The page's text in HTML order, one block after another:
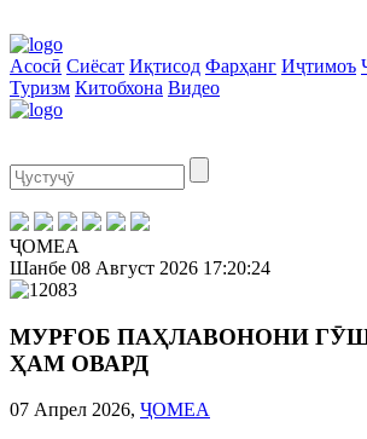
Асосӣ Сиёсат Иқтисод Фарҳанг Иҷтимоъ
Туризм Китобхона Видео
ҶОМЕА
Шанбе 08 Август 2026 17:20:24
МУРҒОБ ПАҲЛАВОНОНИ
ҲАМ ОВАРД
07 Апрел 2026, ҶОМЕА